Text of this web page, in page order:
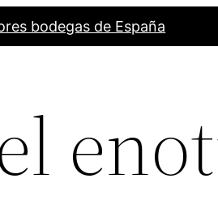
bodegas de España